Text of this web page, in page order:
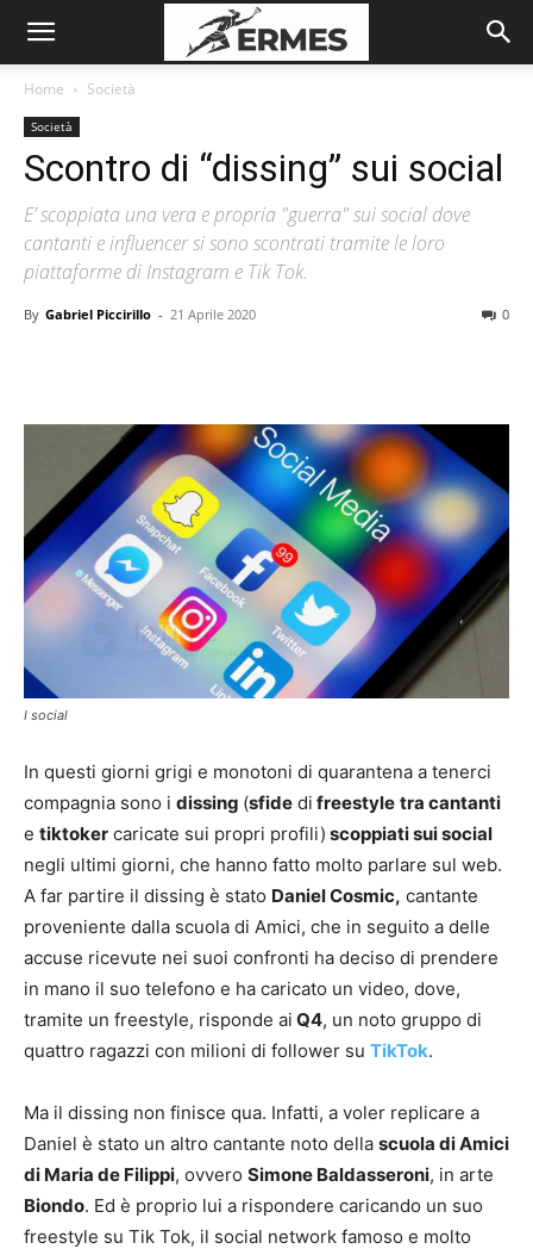
Home Società
Società
Scontro di “dissing” sui social
E’ scoppiata una vera e propria "guerra" sui social dove
cantanti e influencer si sono scontrati tramite le loro
piattaforme di Instagram e Tik Tok.
By Gabriel Piccirillo - 21 Aprile 2020 0
I social
In questi giorni grigi e monotoni di quarantena a tenerci
compagnia sono i dissing (sfide di freestyle tra cantanti
e tiktoker caricate sui propri profili) scoppiati sui social
negli ultimi giorni, che hanno fatto molto parlare sul web.
A far partire il dissing è stato Daniel Cosmic, cantante
proveniente dalla scuola di Amici, che in seguito a delle
accuse ricevute nei suoi confronti ha deciso di prendere
in mano il suo telefono e ha caricato un video, dove,
tramite un freestyle, risponde ai Q4, un noto gruppo di
quattro ragazzi con milioni di follower su TikTok.
Ma il dissing non finisce qua. Infatti, a voler replicare a
Daniel è stato un altro cantante noto della scuola di Amici
di Maria de Filippi, ovvero Simone Baldasseroni, in arte
Biondo. Ed è proprio lui a rispondere caricando un suo
freestyle su Tik Tok, il social network famoso e molto